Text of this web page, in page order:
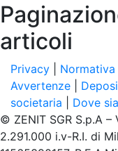
articoli
Privacy Normativa
Avvertenze
societaria
Dove
© ZENIT SGR S.p.A
2.291.000 i.v-R.I. di